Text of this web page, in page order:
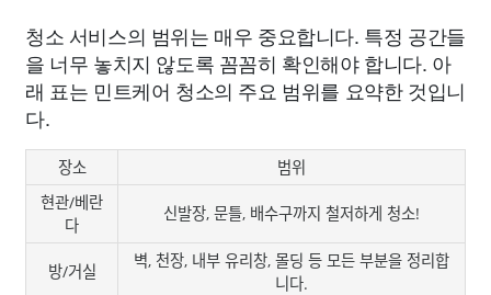
청소 서비스의 범위는 매우 중요합니다. 특정 공간들
을 너무 놓치지 않도록 꼼꼼히 확인해야 합니다. 아
래 표는 민트케어 청소의 주요 범위를 요약한 것입니
다.
장소
범위
현관/베란
다
신발장, 문틀, 배수구까지 철저하게 청소!
방/거실
벽, 천장, 내부 유리창, 몰딩 등 모든 부분을 정리합
니다.